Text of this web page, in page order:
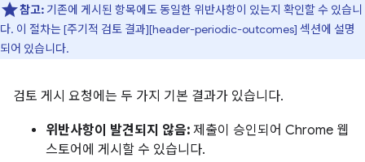
참고: 기존에 게시된 항목에도 동일한 위반사항이 있는지 확인할 수 있습니
다. 이 절차는 [주기적 검토 결과][header-periodic-outcomes] 섹션에 설명
되어 있습니다.
검토 게시 요청에는 두 가지 기본 결과가 있습니다.
위반사항이 발견되지 않음: 제출이 승인되어 Chrome 웹
스토어에 게시할 수 있습니다.